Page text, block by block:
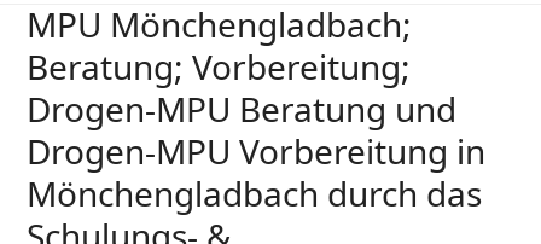
MPU Mönchengladbach;
Beratung; Vorbereitung;
Drogen-MPU Beratung und
Drogen-MPU Vorbereitung in
Mönchengladbach durch das